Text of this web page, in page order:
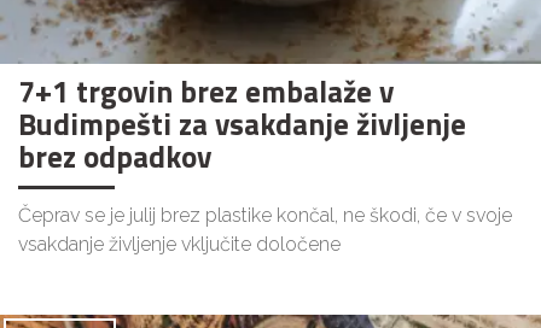
7+1 trgovin brez embalaže v
Budimpešti za vsakdanje življenje
brez odpadkov
Čeprav se je julij brez plastike končal, ne škodi, če v svoje
vsakdanje življenje vključite določene